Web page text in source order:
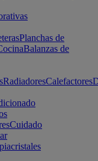
Planchas de
Balanzas de
RadiadoresCalefactores
Cuidado